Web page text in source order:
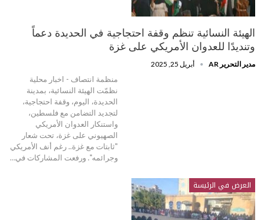
الهيئة النسائية تنظم وقفة احتجاجية في الحديدة دعماً
وتنديدًا للعدوان الأمريكي على غزة
مدير التحرير AR أبريل 25, 2025
منظمة انتصاف - اخبار محلية
نظمّت الهيئة النسائية، بمدينة
الحديدة، اليوم، وقفة احتجاجية،
لتجديد التضامن مع فلسطين،
واستنكار العدوان الأمريكي
الصهيوني على غزة، تحت شعار
"ثابتات مع غزة.. رغم أنف الأمريكي
وجرائمه". ورفعت المشاركات في…
العرض في الرئيسة